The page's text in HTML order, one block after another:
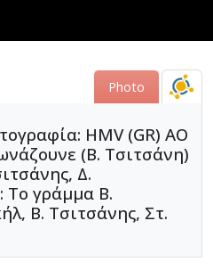
Photo
HMV (GR) AO
(Β. Τσιτσάνη)
Δ.
Το γράμμα Β.
Β. Τσιτσάνης, Στ.